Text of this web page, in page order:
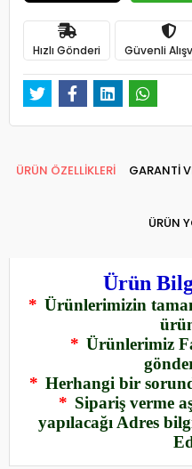
Hızlı Gönderi Güvenli
ÜRÜN ÖZELLİKLERİ GARANTİ
ÜRÜN
Ürün
* Ürünlerimizin
* Ürünlerimiz
* Herhangi bir
* Sipariş verme
yapılacağı Adres